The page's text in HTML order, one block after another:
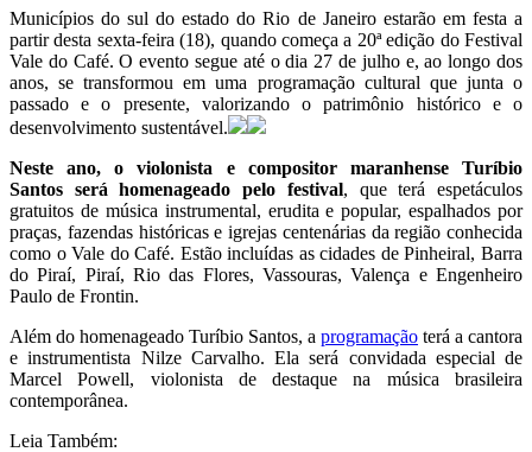
Municípios do sul do estado do Rio de Janeiro estarão em festa a
partir desta sexta-feira (18), quando começa a 20ª edição do Festival
Vale do Café. O evento segue até o dia 27 de julho e, ao longo dos
anos, se transformou em uma programação cultural que junta o
passado e o presente, valorizando o patrimônio histórico e o
desenvolvimento sustentável.
Neste ano, o violonista e compositor maranhense Turíbio
Santos será homenageado pelo festival, que terá espetáculos
gratuitos de música instrumental, erudita e popular, espalhados por
praças, fazendas históricas e igrejas centenárias da região conhecida
como o Vale do Café. Estão incluídas as cidades de Pinheiral, Barra
do Piraí, Piraí, Rio das Flores, Vassouras, Valença e Engenheiro
Paulo de Frontin.
Além do homenageado Turíbio Santos, a programação terá a cantora
e instrumentista Nilze Carvalho. Ela será convidada especial de
Marcel Powell, violonista de destaque na música brasileira
contemporânea.
Leia Também: